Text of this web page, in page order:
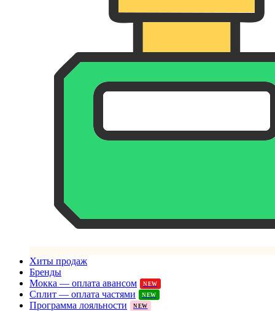
Хиты продаж
Бренды
Мокка — оплата авансом
NEW
Сплит — оплата частями NEW
Программа лояльности NEW